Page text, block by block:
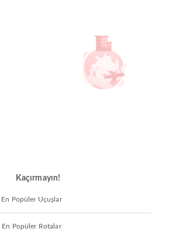
Kaçırmayın!
En Popüler Uçuşlar
En Popüler Rotalar